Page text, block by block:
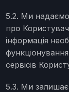
5.2. Ми
про
інформація
сервісів
5.3. Ми